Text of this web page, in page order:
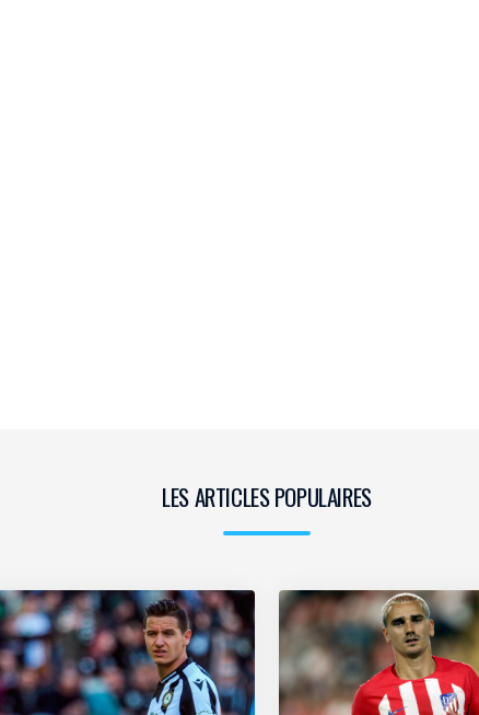
LES ARTICLES POPULAIRES